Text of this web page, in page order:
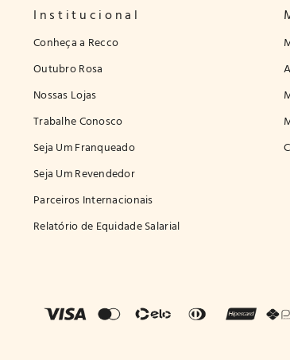
Institucional
Conheça a Recco
Outubro Rosa
Nossas Lojas
Trabalhe Conosco
Seja Um Franqueado
Seja Um Revendedor
Parceiros Internacionais
Relatório de Equidade Salarial